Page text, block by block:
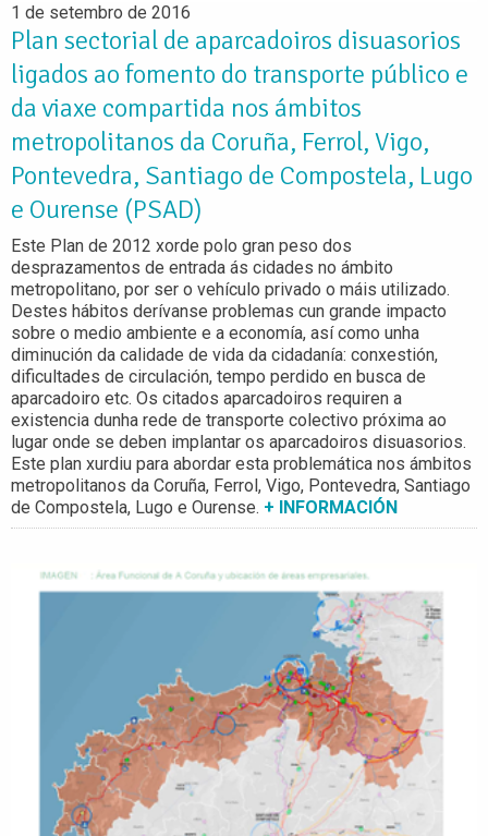
1 de setembro de 2016
Plan sectorial de aparcadoiros disuasorios
ligados ao fomento do transporte público e
da viaxe compartida nos ámbitos
metropolitanos da Coruña, Ferrol, Vigo,
Pontevedra, Santiago de Compostela, Lugo
e Ourense (PSAD)
Este Plan de 2012 xorde polo gran peso dos
desprazamentos de entrada ás cidades no ámbito
metropolitano, por ser o vehículo privado o máis utilizado.
Destes hábitos derívanse problemas cun grande impacto
sobre o medio ambiente e a economía, así como unha
diminución da calidade de vida da cidadanía: conxestión,
dificultades de circulación, tempo perdido en busca de
aparcadoiro etc. Os citados aparcadoiros requiren a
existencia dunha rede de transporte colectivo próxima ao
lugar onde se deben implantar os aparcadoiros disuasorios.
Este plan xurdiu para abordar esta problemática nos ámbitos
metropolitanos da Coruña, Ferrol, Vigo, Pontevedra, Santiago
de Compostela, Lugo e Ourense. + INFORMACIÓN